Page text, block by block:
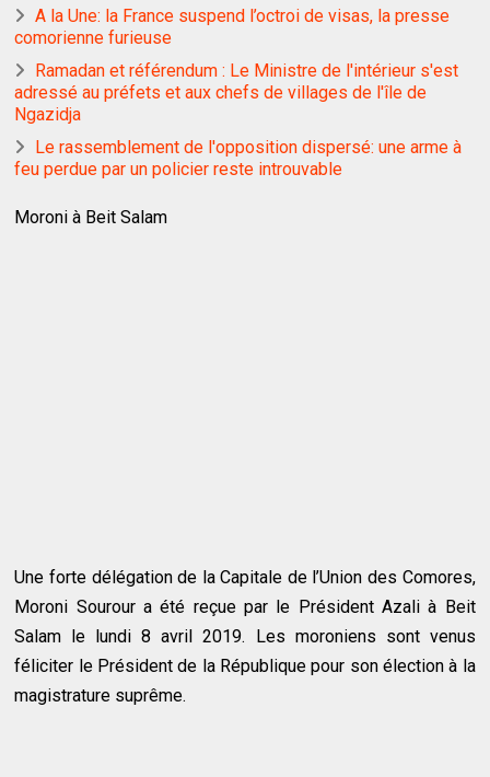
A la Une: la France suspend l’octroi de visas, la presse
comorienne furieuse
Ramadan et référendum : Le Ministre de l'intérieur s'est
adressé au préfets et aux chefs de villages de l'île de
Ngazidja
Le rassemblement de l'opposition dispersé: une arme à
feu perdue par un policier reste introuvable
Moroni à Beit Salam
Une forte délégation de la Capitale de l’Union des Comores,
Moroni Sourour a été reçue par le Président Azali à Beit
Salam le lundi 8 avril 2019. Les moroniens sont venus
féliciter le Président de la République pour son élection à la
magistrature suprême.